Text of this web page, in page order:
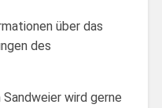
über das
des
wird gerne